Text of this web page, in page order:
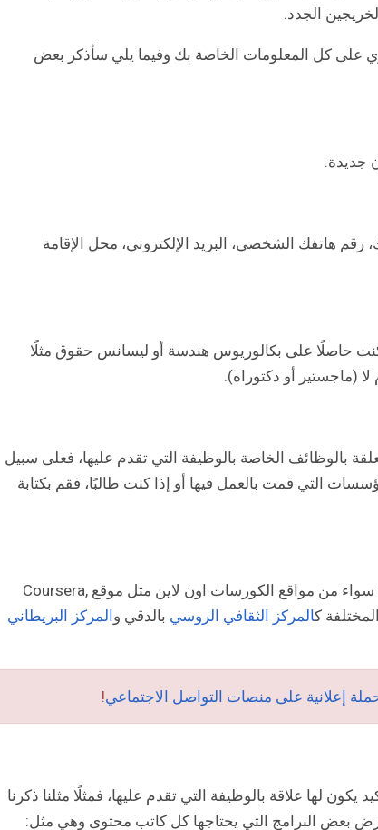
الجدد.
على كل المعلومات الخاصة بك وفيما يلي سأذكر بعض
جديدة.
هاتفك الشخصي، البريد الإلكتروني، محل الإقامة
كنت حاصلًا على بكالوريوس هندسة أو ليسانس حقوق مثلًا
(ماجستير أو دكتوراه).
بالوظائف الخاصة بالوظيفة التي تقدم عليها، فعلى سبيل
التي قمت بالعمل فيها أو إذا كنت طالبًا، فقم بكتابة
وهنا ستقوم بعرض كل الدورات التي قمت بالحصول عليها سواء من مواقع الكورسات اون لاين مثل موقع Coursera,
المركز الثقافي الروسي بالدقي و المركز البريطاني
إعلانية على منصات التواصل الاجتماعي!
لها علاقة بالوظيفة التي تقدم عليها، فمثلًا مثلنا ذكرنا